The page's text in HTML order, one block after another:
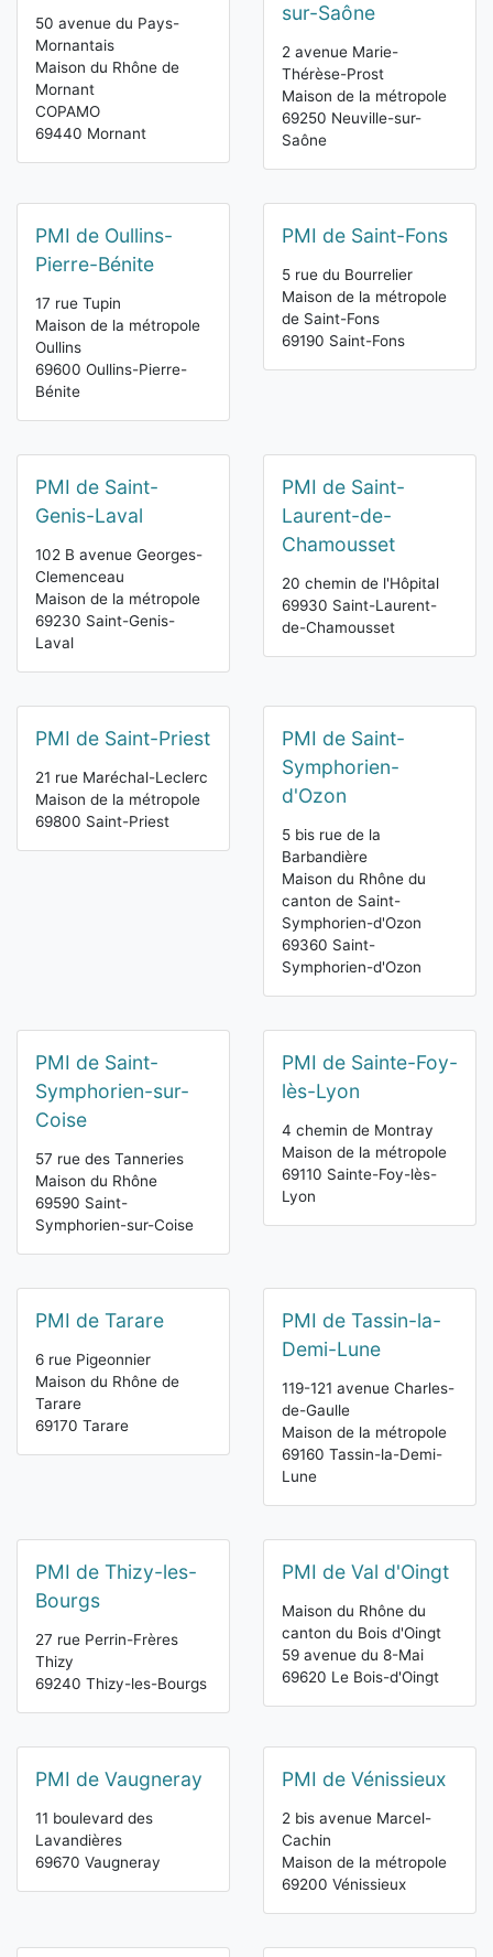
50 avenue du Pays-
Mornantais
Maison du Rhône de
Mornant
COPAMO
69440 Mornant
sur-Saône
2 avenue Marie-
Thérèse-Prost
Maison de la métropole
69250 Neuville-sur-
Saône
PMI de Oullins-
Pierre-Bénite
17 rue Tupin
Maison de la métropole
Oullins
69600 Oullins-Pierre-
Bénite
PMI de Saint-Fons
5 rue du Bourrelier
Maison de la métropole
de Saint-Fons
69190 Saint-Fons
PMI de Saint-
Genis-Laval
102 B avenue Georges-
Clemenceau
Maison de la métropole
69230 Saint-Genis-
Laval
PMI de Saint-
Laurent-de-
Chamousset
20 chemin de l'Hôpital
69930 Saint-Laurent-
de-Chamousset
PMI de Saint-Priest
21 rue Maréchal-Leclerc
Maison de la métropole
69800 Saint-Priest
PMI de Saint-
Symphorien-
d'Ozon
5 bis rue de la
Barbandière
Maison du Rhône du
canton de Saint-
Symphorien-d'Ozon
69360 Saint-
Symphorien-d'Ozon
PMI de Saint-
Symphorien-sur-
Coise
57 rue des Tanneries
Maison du Rhône
69590 Saint-
Symphorien-sur-Coise
PMI de Sainte-Foy-
lès-Lyon
4 chemin de Montray
Maison de la métropole
69110 Sainte-Foy-lès-
Lyon
PMI de Tarare
6 rue Pigeonnier
Maison du Rhône de
Tarare
69170 Tarare
PMI de Tassin-la-
Demi-Lune
119-121 avenue Charles-
de-Gaulle
Maison de la métropole
69160 Tassin-la-Demi-
Lune
PMI de Thizy-les-
Bourgs
27 rue Perrin-Frères
Thizy
69240 Thizy-les-Bourgs
PMI de Val d'Oingt
Maison du Rhône du
canton du Bois d'Oingt
59 avenue du 8-Mai
69620 Le Bois-d'Oingt
PMI de Vaugneray
11 boulevard des
Lavandières
69670 Vaugneray
PMI de Vénissieux
2 bis avenue Marcel-
Cachin
Maison de la métropole
69200 Vénissieux